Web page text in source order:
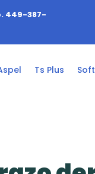
449-387-
Ts Plus